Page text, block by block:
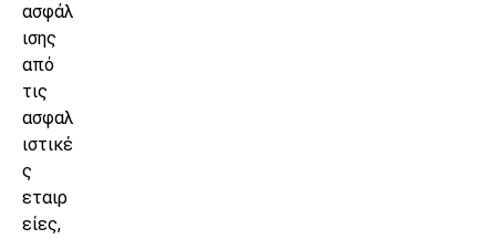
ασφάλ
ισης
από
τις
ασφαλ
ιστικέ
ς
εταιρ
είες,